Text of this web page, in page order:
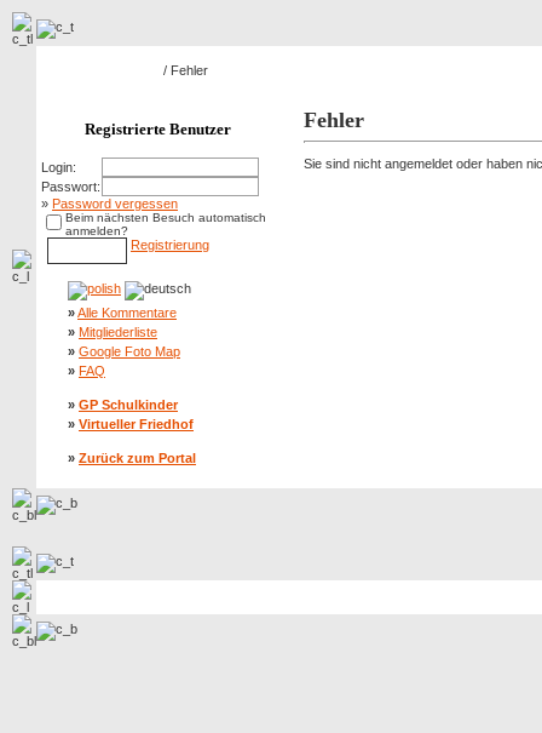
/ Fehler
Registrierte Benutzer
Login:
Passwort:
» Password vergessen
Beim nächsten Besuch automatisch
anmelden?
Registrierung
»Alle Kommentare
» Mitgliederliste
» Google Foto Map
» FAQ
» GP Schulkinder
» Virtueller Friedhof
» Zurück zum Portal
Fehler
Sie sind nicht angemeldet oder haben